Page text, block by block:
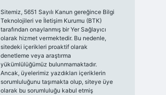
Sitemiz, 5651 Sayılı Kanun gereğince Bilgi
Teknolojileri ve İletişim Kurumu (BTK)
tarafından onaylanmış bir Yer Sağlayıcı
olarak hizmet vermektedir. Bu nedenle,
sitedeki içerikleri proaktif olarak
denetleme veya araştırma
yükümlülüğümüz bulunmamaktadır.
Ancak, üyelerimiz yazdıkları içeriklerin
sorumluluğunu taşımakta olup, siteye üye
olarak bu sorumluluğu kabul etmiş